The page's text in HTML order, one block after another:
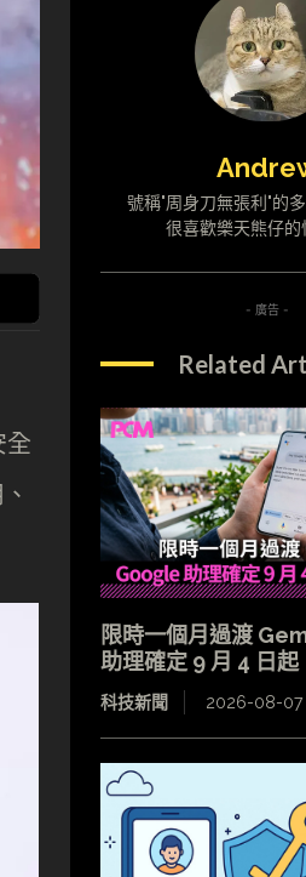
全
號稱"周身刀無張利"的
很喜歡樂天熊仔的
- 廣告 -
Related
限時一個月過渡
助理確定 9 月 4 日起
科技新聞 2026-08-07